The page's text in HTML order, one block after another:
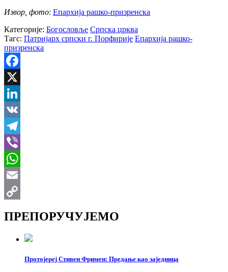
Извор, фото: Епархија рашко-призренска
Категорије: Богословље Српска црква
Тагс: Патријарх српски г. Порфирије Епархија рашко-
призренска
Facebook
X
LinkedIn
VK
Telegram
Viber
WhatsApp
Email
ПРЕПОРУЧУЈЕМО
Протојереј Стивен Фримен: Предање као заједница